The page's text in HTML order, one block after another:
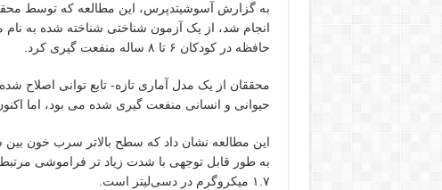
به گزارش آسوشیتدپرس، این مطالعه که توسط
انجام شد، از یک آزمون شناختی شناخته شده به نام
حافظه در کودکان ۶ تا ۸ ساله منفعت گیری کرد.
محققان از یک مدل آماری تازه- تابع توانی اصلاح
حیوانی و انسانی منفعت گیری شده می بود، اما
به طور قابل توجهی با شدت زیاد تر فراموشی
۱.۷ میکروگرم در دسی‌لیتر است.